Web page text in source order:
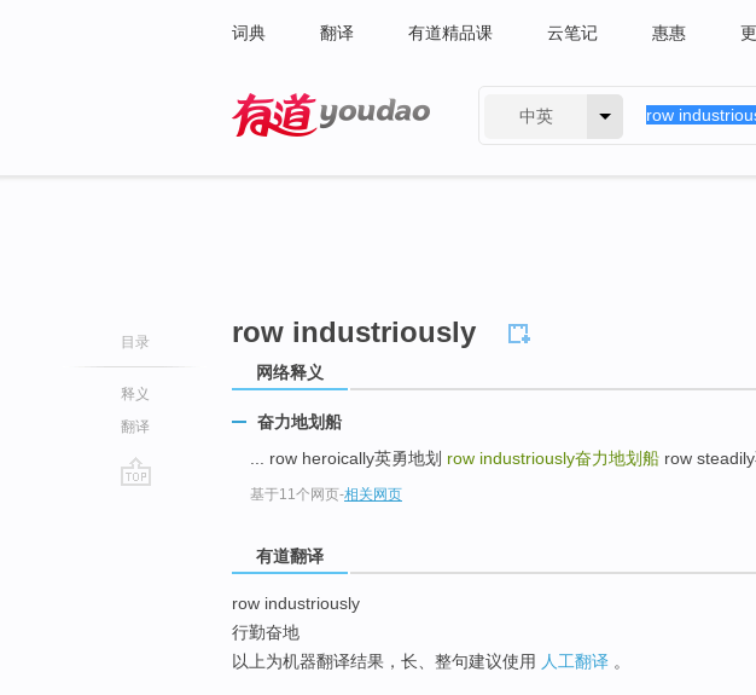
词典 翻译 有道精品课 云笔记 惠惠
中英
目录
释义
翻译
row industriously
网络释义
奋力地划船
... row heroically英勇地划 row industriously奋力地划船 row steadily
基于11个网页-相关网页
有道翻译
row industriously
行勤奋地
以上为机器翻译结果，长、整句建议使用 人工翻译 。